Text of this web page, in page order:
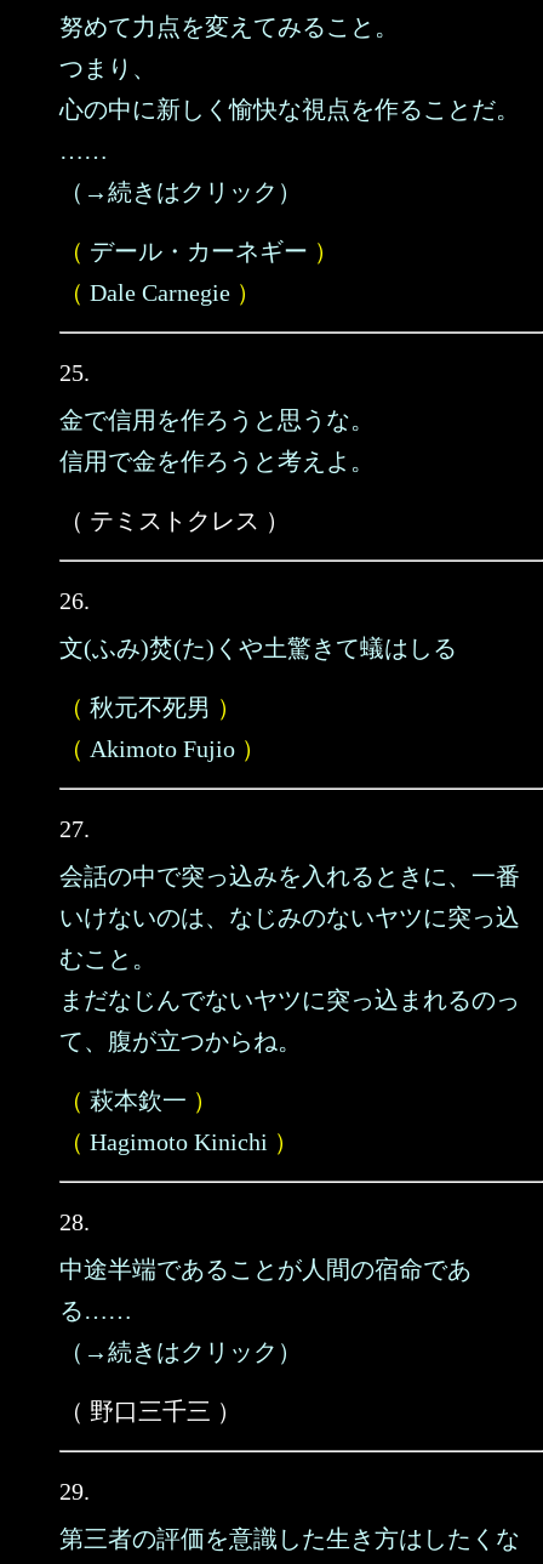
努めて力点を変えてみること。
つまり、
心の中に新しく愉快な視点を作ることだ。
……
（→続きはクリック）
（ デール・カーネギー ）
（ Dale Carnegie ）
25.
金で信用を作ろうと思うな。
信用で金を作ろうと考えよ。
（ テミストクレス ）
26.
文(ふみ)焚(た)くや土驚きて蟻はしる
（ 秋元不死男 ）
（ Akimoto Fujio ）
27.
会話の中で突っ込みを入れるときに、一番
いけないのは、なじみのないヤツに突っ込
むこと。
まだなじんでないヤツに突っ込まれるのっ
て、腹が立つからね。
（ 萩本欽一 ）
（ Hagimoto Kinichi ）
28.
中途半端であることが人間の宿命であ
る……
（→続きはクリック）
（ 野口三千三 ）
29.
第三者の評価を意識した生き方はしたくな